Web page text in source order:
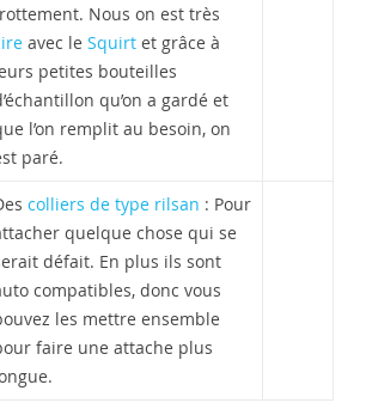
Nous on est très
avec leSquirtet grâce à
petites bouteilles
qu’on a gardé et
l’on remplit au besoin, on
paré.
colliers de type rilsan : Pour
quelque chose qui se
défait. En plus ils sont
compatibles, donc vous
les mettre ensemble
faire une attache plus